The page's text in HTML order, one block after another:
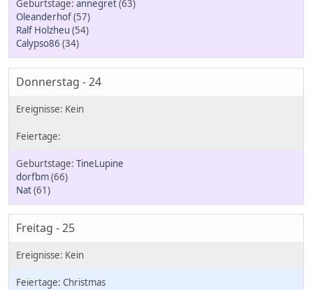
annegret(63)
Oleanderhof(57)
Ralf Holzheu (54)
Calypso86 (34)
Donnerstag - 24
TineLupine
dorfbm(66)
Nat(61)
Freitag - 25
Christmas